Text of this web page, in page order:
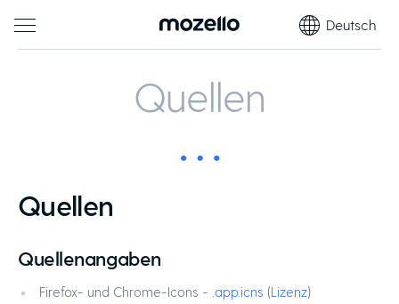
Deutsch
Quellen
Quellen
Quellenangaben
Firefox- und Chrome-Icons - .app.icns (Lizenz)